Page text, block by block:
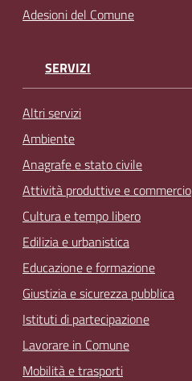
Adesioni del Comune
SERVIZI
Altri servizi
Ambiente
Anagrafe e stato civile
Attività produttive e commercio
Cultura e tempo libero
Edilizia e urbanistica
Educazione e formazione
Giustizia e sicurezza pubblica
Istituti di partecipazione
Lavorare in Comune
Mobilità e trasporti